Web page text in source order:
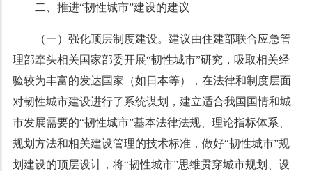
二、推进“韧性城市”建设的建议
（一）强化顶层制度建设。建议由住建部联合应急管
理部牵头相关国家部委开展“韧性城市”研究，吸取相关经
验较为丰富的发达国家（如日本等），在法律和制度层面
对韧性城市建设进行了系统谋划，建立适合我国国情和城
市发展需要的“韧性城市”基本法律法规、理论指标体系、
规划方法和相关建设管理的技术标准，做好“韧性城市”规
划建设的顶层设计，将“韧性城市”思维贯穿城市规划、设